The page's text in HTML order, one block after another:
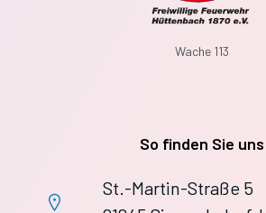
Wache 113
So finden Sie uns
St.-Martin-Straße 5